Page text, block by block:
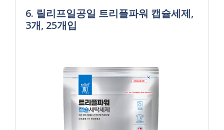
6. 릴리프일공일 트리플파워 캡슐세제,
3개, 25개입